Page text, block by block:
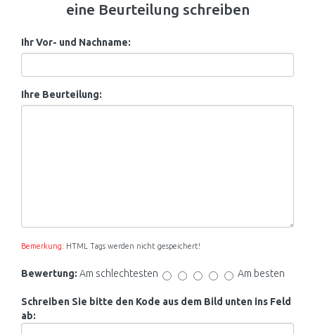
eine Beurteilung schreiben
Ihr Vor- und Nachname:
Ihre Beurteilung:
Bemerkung: HTML Tags werden nicht gespeichert!
Bewertung: Am schlechtesten Am besten
Schreiben Sie bitte den Kode aus dem Bild unten ins Feld
ab: